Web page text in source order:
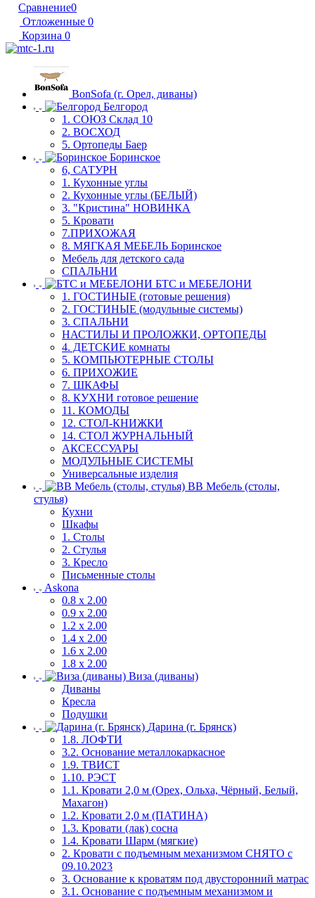
Сравнение0
Отложенные 0
Корзина 0
BonSofa (г. Орел, диваны)
Белгород
1. СОЮЗ Склад 10
2. ВОСХОД
5. Ортопеды Баер
Боринское
6, САТУРН
1. Кухонные углы
2. Кухонные углы (БЕЛЫЙ)
3. "Кристина" НОВИНКА
5. Кровати
7.ПРИХОЖАЯ
8. МЯГКАЯ МЕБЕЛЬ Боринское
Мебель для детского сада
СПАЛЬНИ
БТС и МЕБЕЛОНИ
1. ГОСТИНЫЕ (готовые решения)
2. ГОСТИНЫЕ (модульные системы)
3. СПАЛЬНИ
НАСТИЛЫ И ПРОЛОЖКИ, ОРТОПЕДЫ
4. ДЕТСКИЕ комнаты
5. КОМПЬЮТЕРНЫЕ СТОЛЫ
6. ПРИХОЖИЕ
7. ШКАФЫ
8. КУХНИ готовое решение
11. КОМОДЫ
12. СТОЛ-КНИЖКИ
14. СТОЛ ЖУРНАЛЬНЫЙ
АКСЕССУАРЫ
МОДУЛЬНЫЕ СИСТЕМЫ
Универсальные изделия
ВВ Мебель (столы,
стулья)
Кухни
Шкафы
1. Столы
2. Стулья
3. Кресло
Письменные столы
Askona
0.8 х 2.00
0.9 х 2.00
1.2 х 2.00
1.4 х 2.00
1.6 х 2.00
1.8 х 2.00
Виза (диваны)
Диваны
Кресла
Подушки
Дарина (г. Брянск)
1.8. ЛОФТИ
3.2. Основание металлокаркасное
1.9. ТВИСТ
1.10. РЭСТ
1.1. Кровати 2,0 м (Орех, Ольха, Чёрный, Белый,
Махагон)
1.2. Кровати 2,0 м (ПАТИНА)
1.3. Кровати (лак) сосна
1.4. Кровати Шарм (мягкие)
2. Кровати с подъемным механизмом СНЯТО с
09.10.2023
3. Основание к кроватям под двусторонний матрас
3.1. Основание с подъемным механизмом и